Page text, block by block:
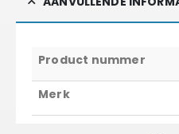
Product nummer
Merk